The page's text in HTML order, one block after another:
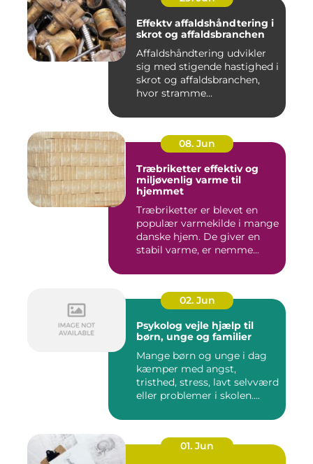
Effektv affaldshåndtering i
skrot og affaldsbranchen
Affaldshåndtering udvikler
sig med stigende hastighed i
skrot og affaldsbranchen,
hvor stramme...
08. Jun
Træbriketter effektiv og
miljøvenlig varme til
hjemmet
Træbriketter er blevet en
populær varmekilde i mange
danske hjem. De giver en
stabil varme, er nemme...
02. Jun
Psykolog vejle hjælp til
børn, unge og familier
Mange børn og unge i dag
kæmper med angst,
tristhed, stress, lavt selvværd
eller problemer i skolen....
01. Jun